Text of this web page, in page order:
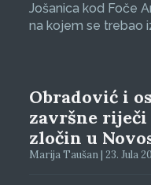
Jošanica kod Foče
na kojem se trebao
Obradović i
završne riječi
zločin u
Marija Taušan | 23. Jula